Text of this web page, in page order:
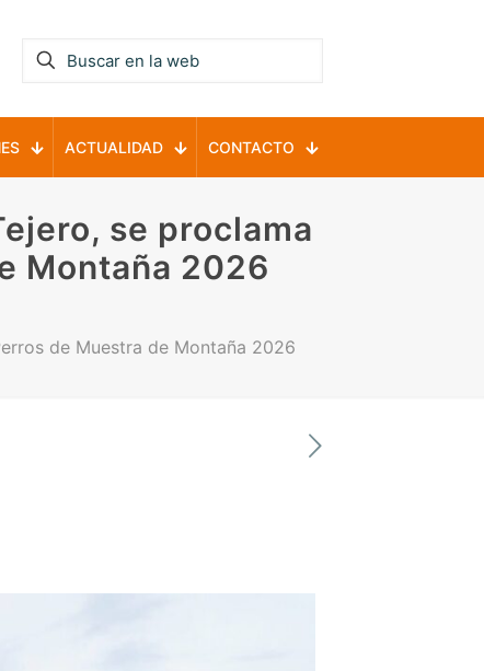
ACTUALIDAD CONTACTO
se proclama
Montaña 2026
de Muestra de Montaña 2026